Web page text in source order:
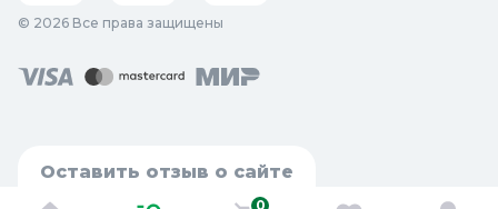
© 2026 Все права защищены
Оставить отзыв о сайте
0